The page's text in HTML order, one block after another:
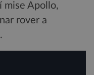
mise Apollo,
rover a